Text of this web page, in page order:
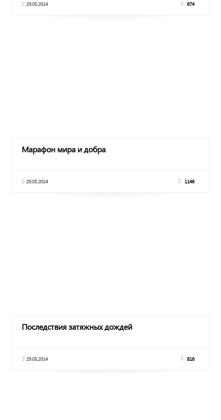
29.05.2014 674
Марафон мира и добра
29.05.2014 1146
Последствия затяжных дождей
29.05.2014 816